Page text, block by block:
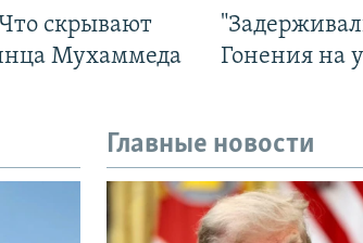
скрывают
Мухаммеда
Гонения на
Главные новости